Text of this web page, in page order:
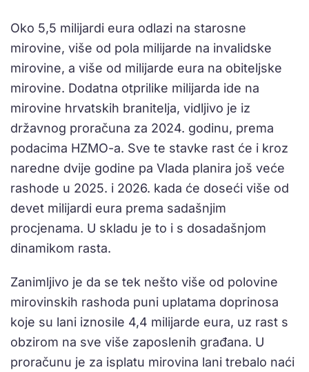
Oko 5,5 milijardi eura odlazi na starosne
mirovine, više od pola milijarde na invalidske
mirovine, a više od milijarde eura na obiteljske
mirovine. Dodatna otprilike milijarda ide na
mirovine hrvatskih branitelja, vidljivo je iz
državnog proračuna za 2024. godinu, prema
podacima HZMO-a. Sve te stavke rast će i kroz
naredne dvije godine pa Vlada planira još veće
rashode u 2025. i 2026. kada će doseći više od
devet milijardi eura prema sadašnjim
procjenama. U skladu je to i s dosadašnjom
dinamikom rasta.
Zanimljivo je da se tek nešto više od polovine
mirovinskih rashoda puni uplatama doprinosa
koje su lani iznosile 4,4 milijarde eura, uz rast s
obzirom na sve više zaposlenih građana. U
proračunu je za isplatu mirovina lani trebalo naći